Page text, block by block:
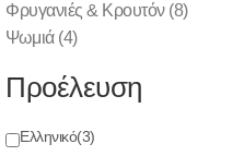
Φρυγανιές & Κρουτόν(8)
Ψωμιά(4)
Προέλευση
Ελληνικό(3)
Κωδικός:5200139060059